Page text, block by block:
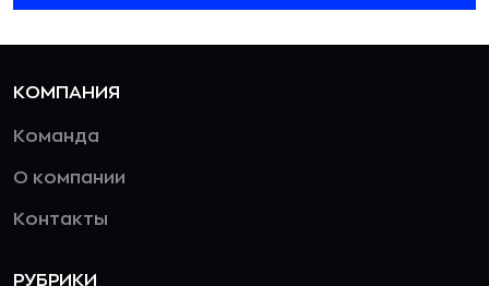
КОМПАНИЯ
Команда
О компании
Контакты
РУБРИКИ